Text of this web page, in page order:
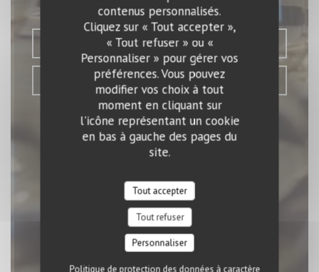
contenus personnalisés.
Cliquez sur « Tout accepter »,
« Tout refuser » ou «
Personnaliser » pour gérer vos
préférences. Vous pouvez
modifier vos choix à tout
moment en cliquant sur
l'icône représentant un cookie
en bas à gauche des pages du
site.
Tout accepter
Tout refuser
Personnaliser
Politique de protection des données à caractère
RÉSERVER
VENTE À EMPORTER